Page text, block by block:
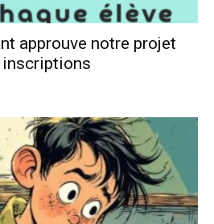
approuve notre projet
inscriptions